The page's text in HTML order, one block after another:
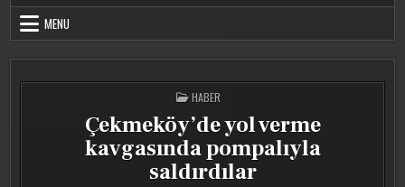
MENU
POSTED
IN
HABER
Çekmeköy’de yol verme
kavgasında pompalıyla
saldırdılar